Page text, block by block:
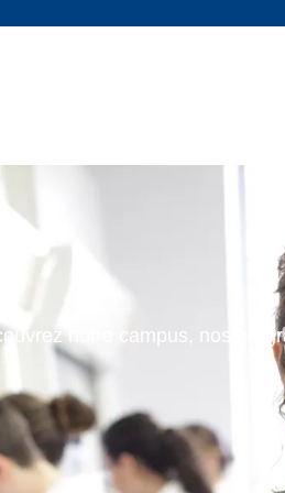
notre campus, nos